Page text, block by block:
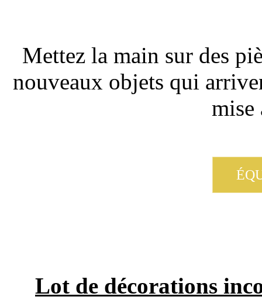
Mettez la main sur des
nouveaux objets qui
mise
Lot de décorations